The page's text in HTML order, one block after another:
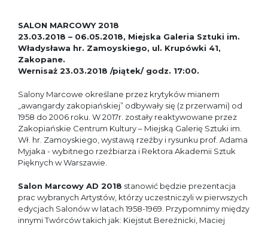
SALON MARCOWY 2018
23.03.2018 – 06.05.2018, Miejska Galeria Sztuki im.
Władysława hr. Zamoyskiego, ul. Krupówki 41,
Zakopane.
Wernisaż 23.03.2018 /piątek/ godz. 17:00.
Salony Marcowe określane przez krytyków mianem
„awangardy zakopiańskiej” odbywały się (z przerwami) od
1958 do 2006 roku. W 2017r. zostały reaktywowane przez
Zakopiańskie Centrum Kultury – Miejską Galerię Sztuki im.
Wł. hr. Zamoyskiego, wystawą rzeźby i rysunku prof. Adama
Myjaka - wybitnego rzeźbiarza i Rektora Akademii Sztuk
Pięknych w Warszawie.
Salon Marcowy AD 2018 stanowić będzie prezentacja
prac wybranych Artystów, którzy uczestniczyli w pierwszych
edycjach Salonów w latach 1958-1969. Przypomnimy między
innymi Twórców takich jak: Kiejstut Bereźnicki, Maciej